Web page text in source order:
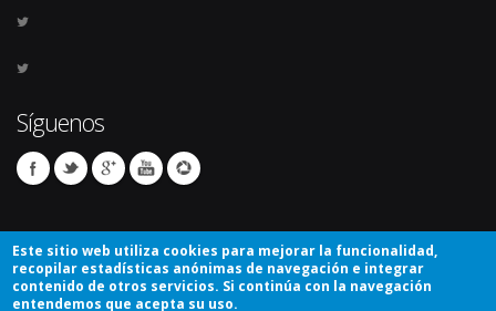
Síguenos
Este sitio web utiliza cookies para mejorar la funcionalidad,
recopilar estadísticas anónimas de navegación e integrar
contenido de otros servicios. Si continúa con la navegación
entendemos que acepta su uso.